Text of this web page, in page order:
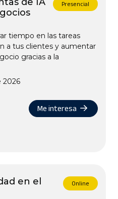
Presencial
tiempo en las tareas
a tus clientes y aumentar
gracias a la
2026
Me interesa
en el
Online